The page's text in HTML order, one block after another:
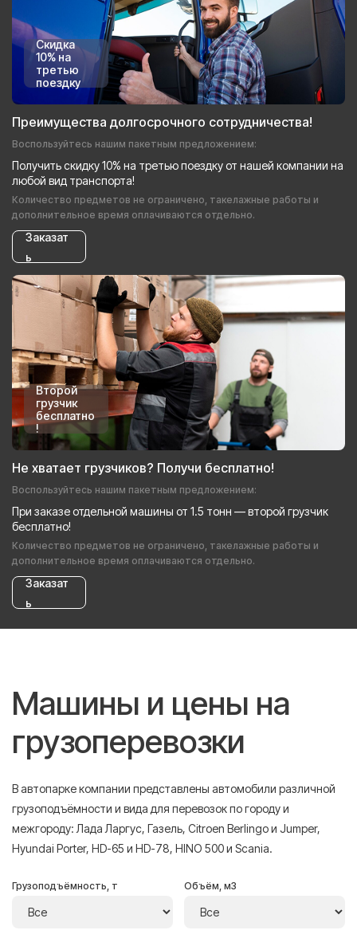
Скидка
10% на
третью
поездку
Преимущества долгосрочного сотрудничества!
Воспользуйтесь нашим пакетным предложением:
Получить скидку 10% на третью поездку от нашей компании на
любой вид транспорта!
Количество предметов не ограничено, такелажные работы и
дополнительное время оплачиваются отдельно.
Заказат
ь
Второй
грузчик
бесплатно
!
Не хватает грузчиков? Получи бесплатно!
Воспользуйтесь нашим пакетным предложением:
При заказе отдельной машины от 1.5 тонн — второй грузчик
бесплатно!
Количество предметов не ограничено, такелажные работы и
дополнительное время оплачиваются отдельно.
Заказат
ь
Машины и цены на
грузоперевозки
В автопарке компании представлены автомобили различной
грузоподъёмности и вида для перевозок по городу и
межгороду: Лада Ларгус, Газель, Citroen Berlingo и Jumper,
Hyundai Porter, HD-65 и HD-78, HINO 500 и Scania.
Грузоподъёмность, т Объём, м3